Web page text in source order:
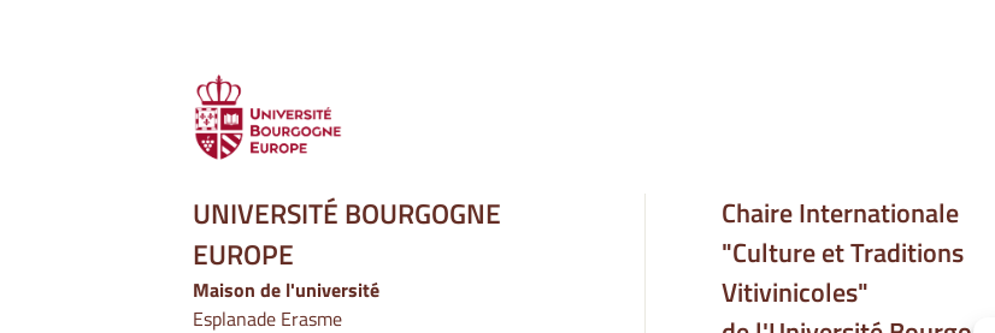
UNIVERSITÉ BOURGOGNE
EUROPE
Maison de l'université
Esplanade Erasme
Chaire Internationale
"Culture et Traditions
Vitivinicoles"